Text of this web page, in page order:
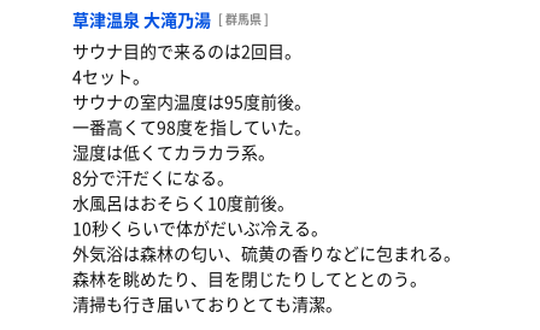
草津温泉 大滝乃湯 [ 群馬県 ]
サウナ目的で来るのは2回目。
4セット。
サウナの室内温度は95度前後。
一番高くて98度を指していた。
湿度は低くてカラカラ系。
8分で汗だくになる。
水風呂はおそらく10度前後。
10秒くらいで体がだいぶ冷える。
外気浴は森林の匂い、硫黄の香りなどに包まれる。
森林を眺めたり、目を閉じたりしてととのう。
清掃も行き届いておりとても清潔。